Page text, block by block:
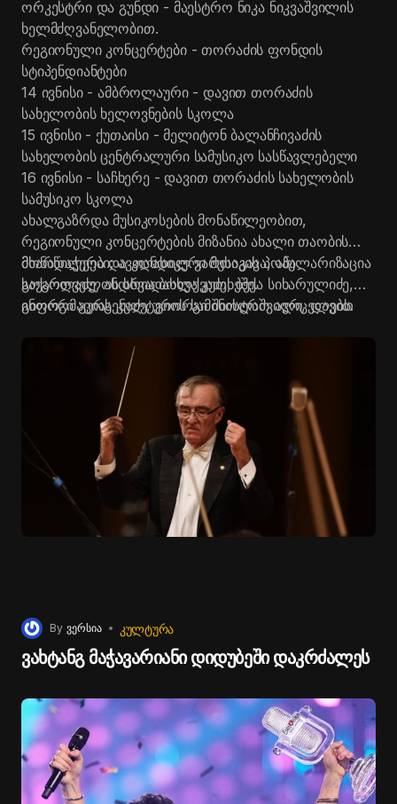
ორკესტრი და გუნდი - მაესტრო ნიკა ნიკვაშვილის
ხელმძღვანელობით.
რეგიონული კონცერტები - თორაძის ფონდის
სტიპენდიანტები
14 ივნისი - ამბროლაური - დავით თორაძის
სახელობის ხელოვნების სკოლა
15 ივნისი - ქუთაისი - მელიტონ ბალანჩივაძის
სახელობის ცენტრალური სამუსიკო სასწავლებელი
16 ივნისი - საჩხერე - დავით თორაძის სახელობის
სამუსიკო სკოლა
ახალგაზრდა მუსიკოსების მონაწილეობით,
რეგიონული კონცერტების მიზანია ახალი თაობის
მხარდაჭერა და კლასიკური მუსიკის პოპულარიზაცია
საქართველოს სხვადასხვა კუთხეში.
მონაწილეები: ავთანდილ ვართაგავა, ანა
გოგოლაძე, ანდრია ბოლქვაძე, ბექა სიხარულიძე,
გიორგი გურგენაძე, გიორგი შიოლაშვილი, დავით
ლომთათიძე, ირაკლი გოგიბერიძე, ნინო
კასრელიშვილი, სოფიო აფხაზავა.
ინფორმაციას კულტურის სამინისტრო ავრცელებს.
By ვერსია ᲙᲣᲚᲢᲣᲠᲐ
ვახტანგ მაჭავარიანი დიდუბეში დაკრძალეს